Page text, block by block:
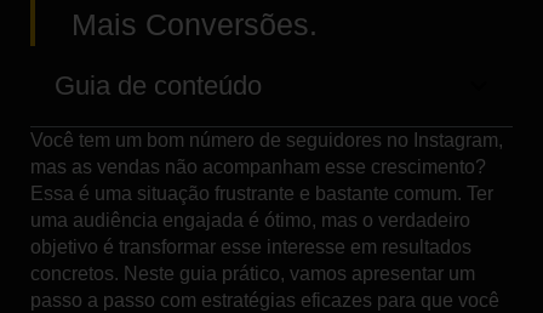
Mais Conversões.
Guia de conteúdo
Você tem um bom número de seguidores no Instagram,
mas as vendas não acompanham esse crescimento?
Essa é uma situação frustrante e bastante comum. Ter
uma audiência engajada é ótimo, mas o verdadeiro
objetivo é transformar esse interesse em resultados
concretos. Neste guia prático, vamos apresentar um
passo a passo com estratégias eficazes para que você